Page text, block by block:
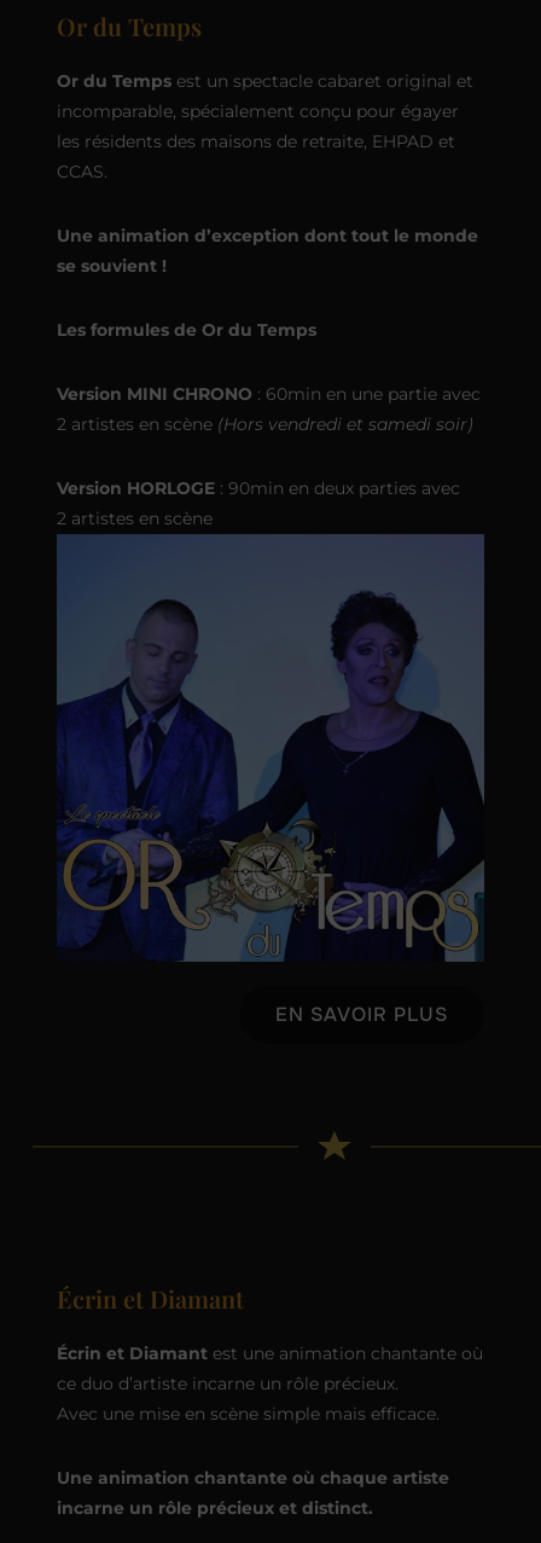
Or du Temps
Or du Tempsest un spectacle cabaret original et
incomparable, spécialement conçu pour égayer
les résidents des maisons de retraite, EHPAD et
CCAS.
Une animation d’exception dont tout le monde
se souvient !
Les formules de Or du Temps
Version MINI CHRONO : 60min en une partie avec
2 artistes en scène (Hors vendredi et samedi soir)
Version HORLOGE: 90min en deux parties avec
2 artistes en scène
EN SAVOIR PLUS
Écrin et Diamant
Écrin et Diamantest une animation chantante où
ce duo d’artiste incarne un rôle précieux.
Avec une mise en scène simple mais efficace.
Une animation chantante où chaque artiste
incarne un rôle précieux et distinct.